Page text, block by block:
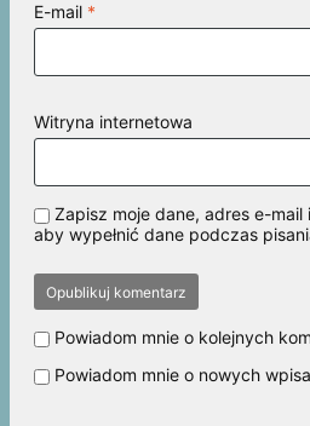
E-mail *
Witryna internetowa
Zapisz moje dane, adres e-
aby wypełnić dane podczas
Powiadom mnie o kolejnych
Powiadom mnie o nowych